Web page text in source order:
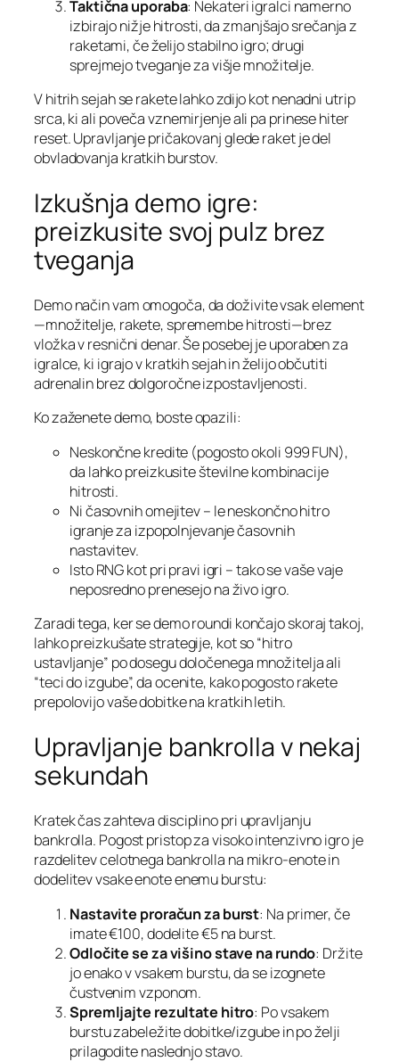
Taktična uporaba: Nekateri igralci namerno
izbirajo nižje hitrosti, da zmanjšajo srečanja z
raketami, če želijo stabilno igro; drugi
sprejmejo tveganje za višje množitelje.
V hitrih sejah se rakete lahko zdijo kot nenadni utrip
srca, ki ali poveča vznemirjenje ali pa prinese hiter
reset. Upravljanje pričakovanj glede raket je del
obvladovanja kratkih burstov.
Izkušnja demo igre:
preizkusite svoj pulz brez
tveganja
Demo način vam omogoča, da doživite vsak element
—množitelje, rakete, spremembe hitrosti—brez
vložka v resnični denar. Še posebej je uporaben za
igralce, ki igrajo v kratkih sejah in želijo občutiti
adrenalin brez dolgoročne izpostavljenosti.
Ko zaženete demo, boste opazili:
Neskončne kredite (pogosto okoli 999 FUN),
da lahko preizkusite številne kombinacije
hitrosti.
Ni časovnih omejitev – le neskončno hitro
igranje za izpopolnjevanje časovnih
nastavitev.
Isto RNG kot pri pravi igri – tako se vaše vaje
neposredno prenesejo na živo igro.
Zaradi tega, ker se demo roundi končajo skoraj takoj,
lahko preizkušate strategije, kot so “hitro
ustavljanje” po dosegu določenega množitelja ali
“teci do izgube”, da ocenite, kako pogosto rakete
prepolovijo vaše dobitke na kratkih letih.
Upravljanje bankrolla v nekaj
sekundah
Kratek čas zahteva disciplino pri upravljanju
bankrolla. Pogost pristop za visoko intenzivno igro je
razdelitev celotnega bankrolla na mikro‑enote in
dodelitev vsake enote enemu burstu:
Nastavite proračun za burst: Na primer, če
imate €100, dodelite €5 na burst.
Odločite se za višino stave na rundo: Držite
jo enako v vsakem burstu, da se izognete
čustvenim vzponom.
Spremljajte rezultate hitro: Po vsakem
burstu zabeležite dobitke/izgube in po želji
prilagodite naslednjo stavo.